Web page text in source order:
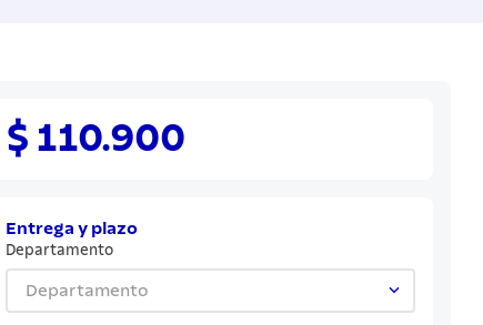
$ 110.900
Entrega y plazo
Departamento
Departamento